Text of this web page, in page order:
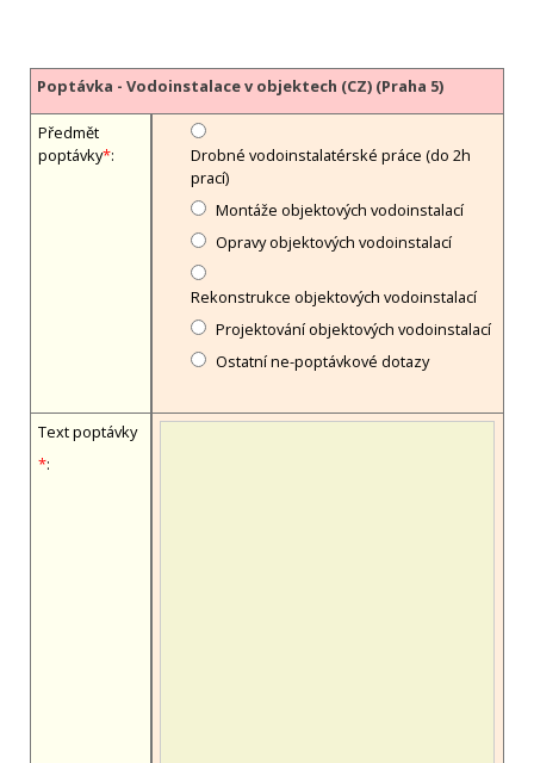
Poptávka - Vodoinstalace v objektech (CZ) (Praha 5)
Předmět
poptávky*:
Drobné vodoinstalatérské práce (do 2h
prací)
Montáže objektových vodoinstalací
Opravy objektových vodoinstalací
Rekonstrukce objektových vodoinstalací
Projektování objektových vodoinstalací
Ostatní ne-poptávkové dotazy
Text poptávky
*: